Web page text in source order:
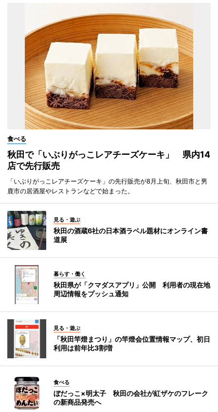
食べる
秋田で「いぶりがっこレアチーズケーキ」 県内14
店で先行販売
「いぶりがっこレアチーズケーキ」の先行販売が8月上旬、秋田市と男
鹿市の居酒屋やレストランなどで始まった。
見る・遊ぶ
秋田の酒蔵6社の日本酒ラベル題材にオンライン書
道展
暮らす・働く
秋田県が「クマダスアプリ」公開 利用者の現在地
周辺情報をプッシュ通知
見る・遊ぶ
「秋田竿燈まつり」の竿燈会位置情報マップ、初日
利用は前年比3割増
食べる
ぼだっこ×明太子 秋田の会社が紅ザケのフレーク
の新商品発売へ